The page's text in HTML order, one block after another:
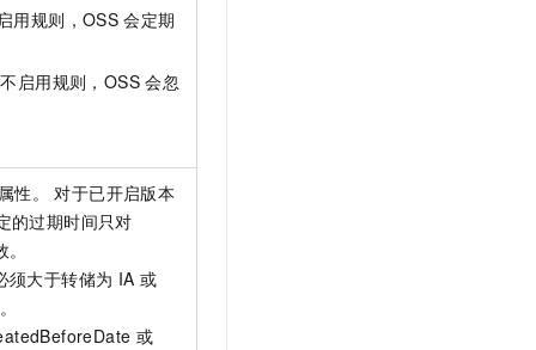
用规则，OSS 会定期
启用规则，OSS 会忽
性。 对于已开启版本
的过期时间只对
须大于转储为 IA 或
或